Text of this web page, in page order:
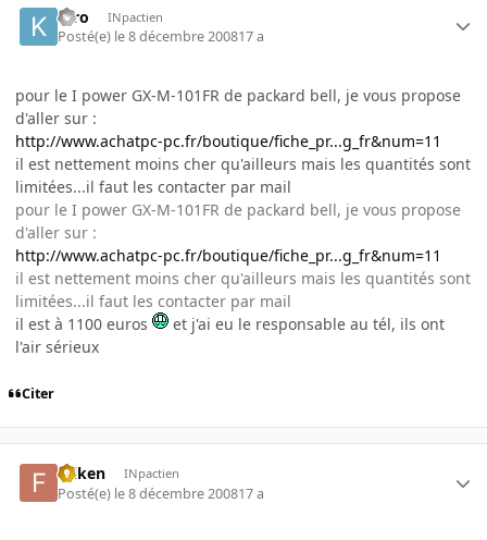
k-ro INpactien
Posté(e) le 8 décembre 200817 a
pour le I power GX-M-101FR de packard bell, je vous propose
d'aller sur :
http://www.achatpc-pc.fr/boutique/fiche_pr...g_fr&num=11
il est nettement moins cher qu'ailleurs mais les quantités sont
limitées...il faut les contacter par mail
pour le I power GX-M-101FR de packard bell, je vous propose
d'aller sur :
http://www.achatpc-pc.fr/boutique/fiche_pr...g_fr&num=11
il est nettement moins cher qu'ailleurs mais les quantités sont
limitées...il faut les contacter par mail
il est à 1100 euros
et j'ai eu le responsable au tél, ils ont
l'air sérieux
Citer
folken INpactien
Posté(e) le 8 décembre 200817 a